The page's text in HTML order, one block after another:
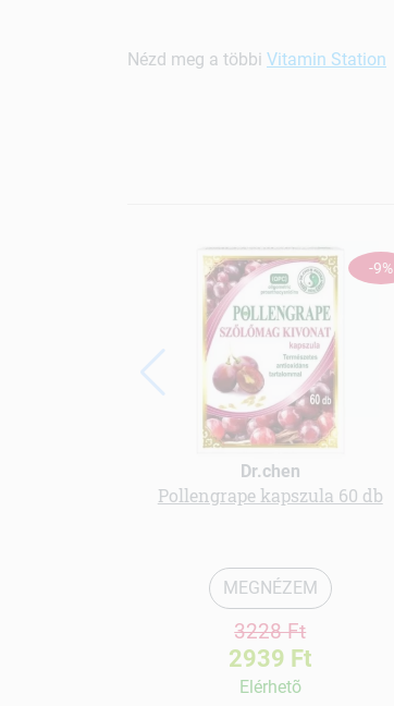
Nézd meg a többi Vitamin Station
-9%
Dr.chen
Pollengrape kapszula 60 db
MEGNÉZEM
3228 Ft
2939 Ft
Elérhetõ